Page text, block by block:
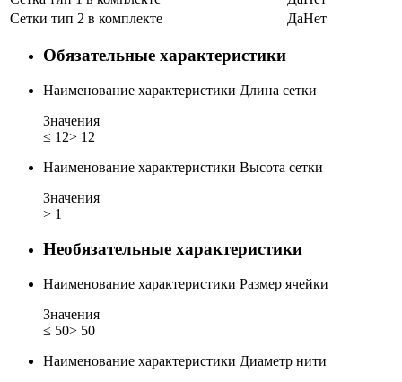
Сетки тип 2 в комплекте
ДаНет
Обязательные характеристики
Наименование характеристики Длина сетки
Значения
≤ 12> 12
Наименование характеристики Высота сетки
Значения
> 1
Необязательные характеристики
Наименование характеристики Размер ячейки
Значения
≤ 50> 50
Наименование характеристики Диаметр нити